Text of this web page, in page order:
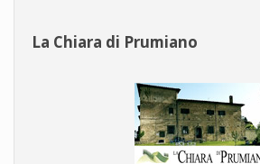
La Chiara di Prumiano